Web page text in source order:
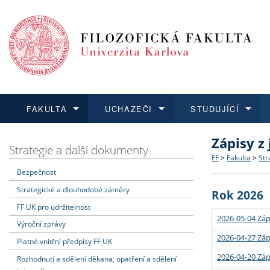
FAKULTA
Dozvědět se více
Struktura
Strategie
Podpora
UCHAZEČI
Podat přihlášku
Co
Učitelské
STUDUJÍCÍ
Dozvědět se více
Rigorózní
Dozvědět se více
O vědě a
Granty a
Dozvědět se více
Aktuální
Strategie a další dokumenty
Bezpečnost
Strategické a dlouhodobé záměry
FF UK pro udržitelnost
Výroční zprávy
Platné vnitřní předpisy FF UK
Rozhodnutí a sdělení děkana, opatření a sdělení
Zápisy
FF > Fakulta >
Rok 2026
2026-05-04
2026-04-27
2026-04-20